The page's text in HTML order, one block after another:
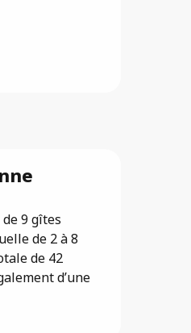
9 gîtes
de 2 à 8
de 42
d’une